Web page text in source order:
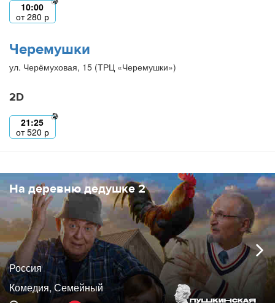
10:00
от280 р
Черемушки
ул. Черёмуховая, 15 (ТРЦ «Черемушки»)
2D
21:25
от520 р
На деревню дедушке 2
Россия
Комедия, Семейный